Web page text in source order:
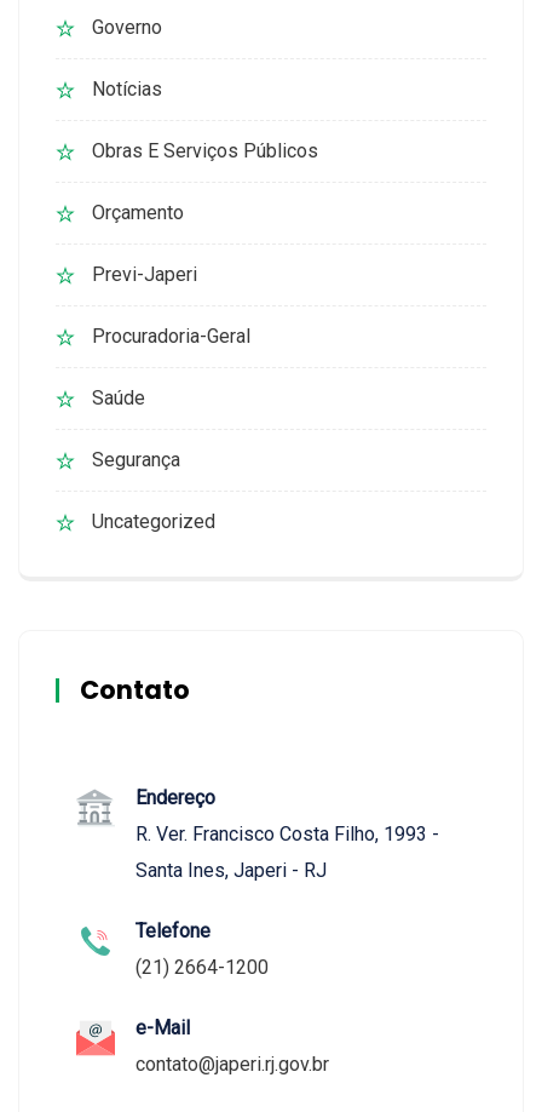
Governo
Notícias
Obras E Serviços Públicos
Orçamento
Previ-Japeri
Procuradoria-Geral
Saúde
Segurança
Uncategorized
Contato
Endereço
R. Ver. Francisco Costa Filho, 1993 -
Santa Ines, Japeri - RJ
Telefone
(21) 2664-1200
e-Mail
contato@japeri.rj.gov.br